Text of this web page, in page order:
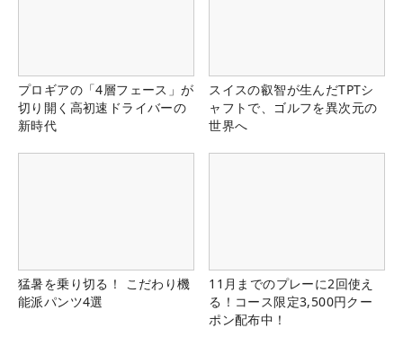
プロギアの「4層フェース」が
切り開く高初速ドライバーの
新時代
スイスの叡智が生んだTPTシ
ャフトで、ゴルフを異次元の
世界へ
猛暑を乗り切る！ こだわり機
能派パンツ4選
11月までのプレーに2回使え
る！コース限定3,500円クー
ポン配布中！